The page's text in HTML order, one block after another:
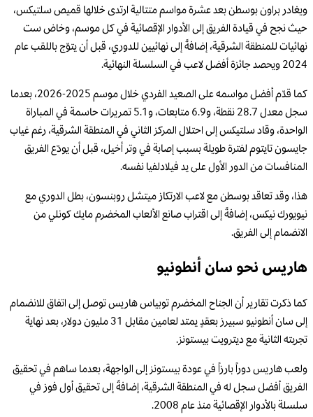
ويغادر براون بوسطن بعد عشرة مواسم متتالية ارتدى خلالها قميص سلتيكس،
حيث نجح في قيادة الفريق إلى الأدوار الإقصائية في كل موسم، وخاض ست
نهائيات للمنطقة الشرقية، إضافةً إلى نهائيين للدوري، قبل أن يتوّج باللقب عام
2024 ويحصد جائزة أفضل لاعب في السلسلة النهائية.
كما قدّم أفضل مواسمه على الصعيد الفردي خلال موسم 2025-2026، بعدما
سجل معدل 28.7 نقطة، و6.9 متابعات، و5.1 تمريرات حاسمة في المباراة
الواحدة، وقاد سلتيكس إلى احتلال المركز الثاني في المنطقة الشرقية، رغم غياب
جايسون تايتوم لفترة طويلة بسبب إصابة في وتر أخيل، قبل أن يودّع الفريق
المنافسات من الدور الأول على يد فيلادلفيا نفسه.
هذا، وقد تعاقد بوسطن مع لاعب الارتكاز ميتشل روبنسون، بطل الدوري مع
نيويورك نيكس، إضافةً إلى اقتراب صانع الألعاب المخضرم مايك كونلي من
الانضمام إلى الفريق.
هاريس نحو سان أنطونيو
كما ذكرت تقارير أن الجناح المخضرم توبياس هاريس توصل إلى اتفاق للانضمام
إلى سان أنطونيو سبيرز بعقدٍ يمتد لعامين مقابل 31 مليون دولار، بعد نهاية
تجربته الثانية مع ديترويت بيستونز.
ولعب هاريس دوراً بارزاً في عودة بيستونز إلى الواجهة، بعدما ساهم في تحقيق
الفريق أفضل سجل له في المنطقة الشرقية، إضافةً إلى تحقيق أول فوز في
سلسلة بالأدوار الإقصائية منذ عام 2008.